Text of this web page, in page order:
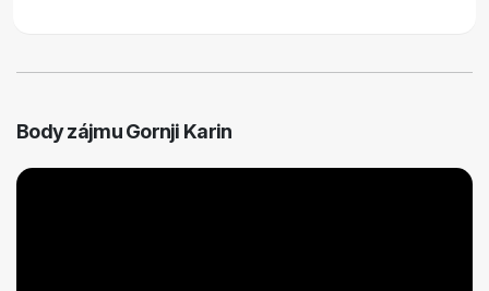
Body zájmu Gornji Karin